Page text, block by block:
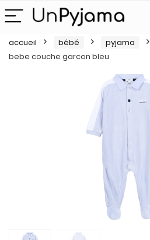
accueil bébé pyjama
bebe couche garcon bleu